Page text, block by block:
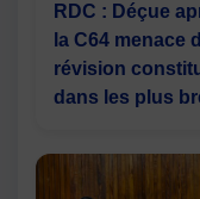
RDC : Déçue
la C64 menace
révision
dans les plus